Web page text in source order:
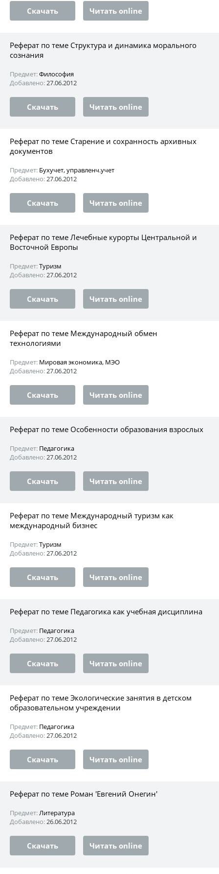
Скачать Читать online
Реферат по теме Структура и динамика морального
сознания
Предмет:Философия
Добавлено:27.06.2012
Скачать Читать online
Реферат по теме Старение и сохранность архивных
документов
Предмет: Бухучет, управленч.учет
Добавлено:27.06.2012
Скачать Читать online
Реферат по теме Лечебные курорты Центральной и
Восточной Европы
Предмет:Туризм
Добавлено:27.06.2012
Скачать Читать online
Реферат по теме Международный обмен
технологиями
Предмет: Мировая экономика, МЭО
Добавлено:27.06.2012
Скачать Читать online
Реферат по теме Особенности образования взрослых
Предмет: Педагогика
Добавлено:27.06.2012
Скачать Читать online
Реферат по теме Международный туризм как
международный бизнес
Предмет:Туризм
Добавлено:27.06.2012
Скачать Читать online
Реферат по теме Педагогика как учебная дисциплина
Предмет: Педагогика
Добавлено:27.06.2012
Скачать Читать online
Реферат по теме Экологические занятия в детском
образовательном учреждении
Предмет: Педагогика
Добавлено:27.06.2012
Скачать Читать online
Реферат по теме Роман 'Евгений Онегин'
Предмет:Литература
Добавлено:26.06.2012
Скачать Читать online